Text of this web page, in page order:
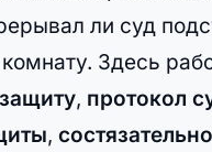
ли суд
Здесь
, протокол
,